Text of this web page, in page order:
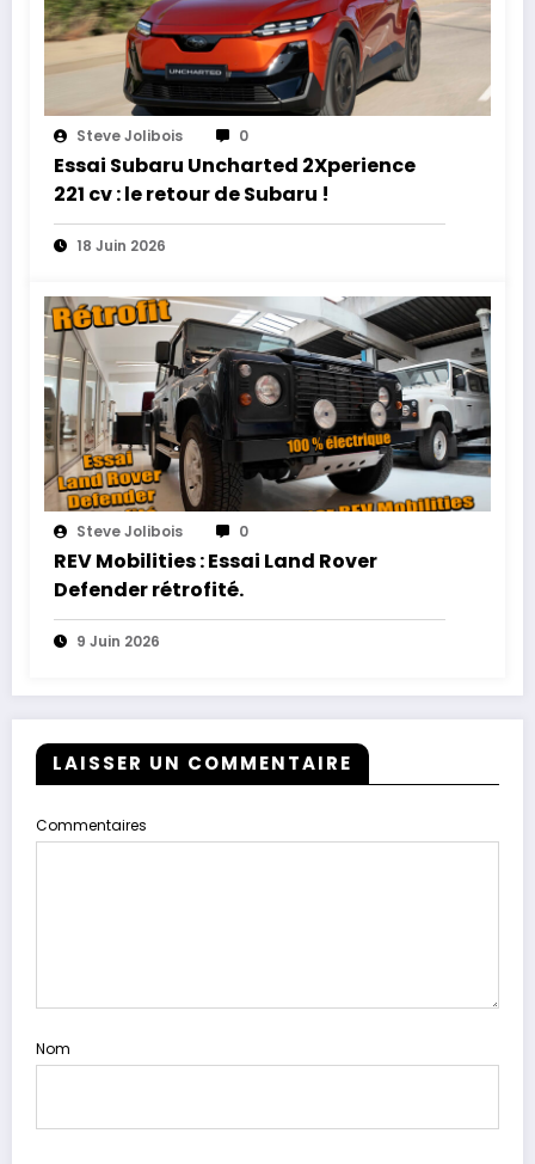
Steve Jolibois 0
Essai Subaru Uncharted 2Xperience
221 cv : le retour de Subaru !
18 Juin 2026
Steve Jolibois 0
REV Mobilities : Essai Land Rover
Defender rétrofité.
9 Juin 2026
LAISSER UN COMMENTAIRE
Commentaires
Nom